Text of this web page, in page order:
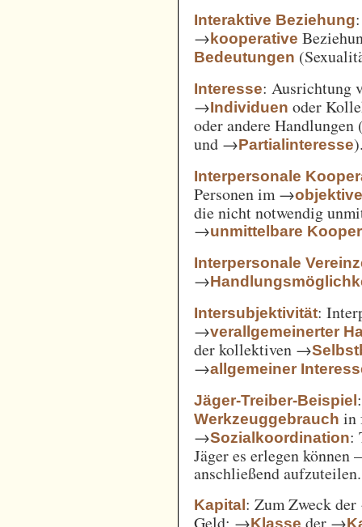
Interaktive Beziehung
→kooperative
Bedeutungen
Interesse: Ausrichtung
→Individuen oder
oder andere
und →Partialinteresse
Interpersonale
Personen im →
die nicht notwendig
→unmittelbare
Interpersonale
→
Intersubjektivität:
→verallgemeinerter
der kollektiven →
→allgemeiner
Jäger-Treiber-Beispiel
Werkzeuggebrauch in
→Sozialkoordination:
Jäger es erlegen
anschließend aufzuteilen.
Kapital: Zum Zweck
Geld; →Klasse der →